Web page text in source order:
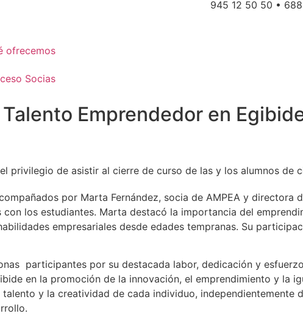
945 12 50 50 •
ofrecemos
Socias
Emprendedor en
privilegio de asistir al cierre de curso de las y los alumnos de
por Marta Fernández, socia de AMPEA y directora
los estudiantes. Marta destacó la importancia del
empresariales desde edades tempranas. Su
participantes por su destacada labor, dedicación y
en la promoción de la innovación, el emprendimiento y la
y la creatividad de cada individuo, independientemente